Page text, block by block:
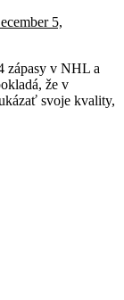
5,
zápasy v NHL a
že v
svoje kvality,